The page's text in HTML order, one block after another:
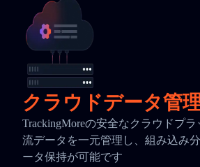
クラウドデータ管
TrackingMoreの安全なクラウドプ
流データを一元管理し、組み込み
ータ保持が可能です